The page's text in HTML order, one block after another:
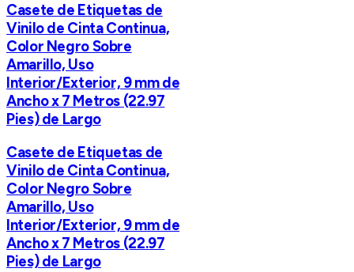
Casete de Etiquetas de
Vinilo de Cinta Continua,
Color Negro Sobre
Amarillo, Uso
Interior/Exterior, 9 mm de
Ancho x 7 Metros (22.97
Pies) de Largo
Casete de Etiquetas de
Vinilo de Cinta Continua,
Color Negro Sobre
Amarillo, Uso
Interior/Exterior, 9 mm de
Ancho x 7 Metros (22.97
Pies) de Largo